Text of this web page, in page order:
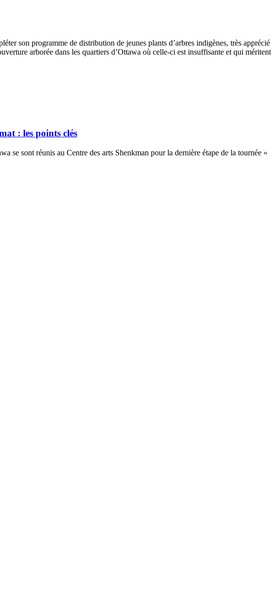
son programme de distribution de jeunes plants d’arbres indigènes, très apprécié
arborée dans les quartiers d’Ottawa où celle-ci est insuffisante et qui méritent
: les points clés
se sont réunis au Centre des arts Shenkman pour la dernière étape de la tournée «